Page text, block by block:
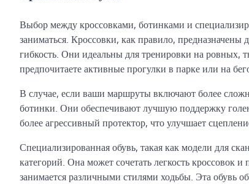
Выбор между кроссовками, ботинками и
заниматься. Кроссовки, как правило,
гибкость. Они идеальны для тренировки на ровных,
предпочитаете активные прогулки в парке или на
В случае, если ваши маршруты включают более
ботинки. Они обеспечивают лучшую поддержку
более агрессивный протектор, что улучшает
Специализированная обувь, такая как модели для
категорий. Она может сочетать легкость кроссовок
занимается различными стилями ходьбы. Эта обувь